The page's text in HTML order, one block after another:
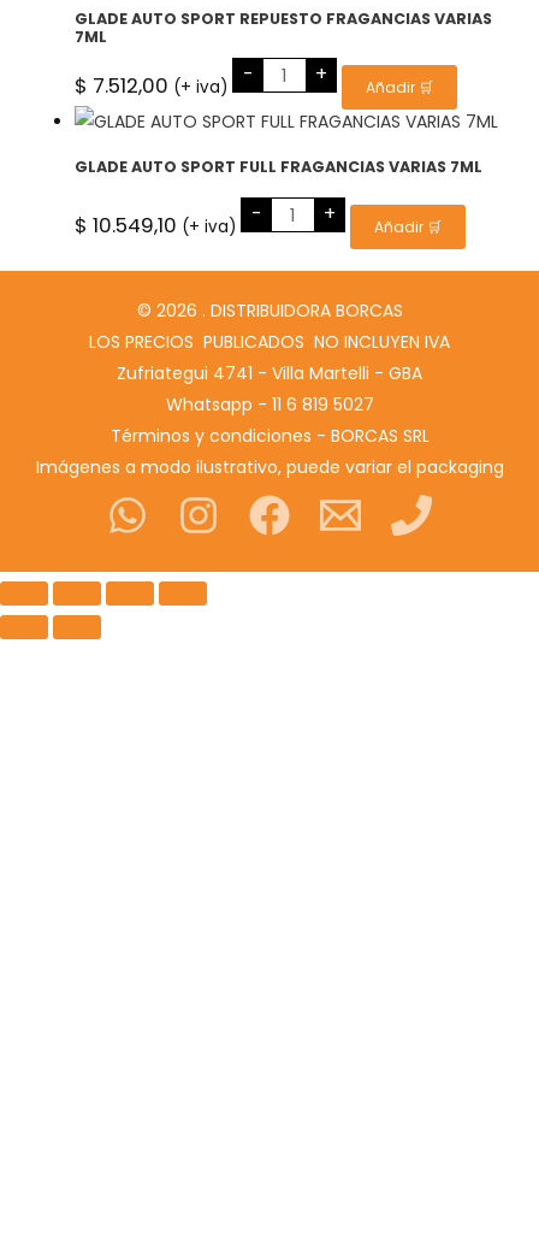
GLADE AUTO SPORT REPUESTO FRAGANCIAS VARIAS
7ML
$ 7.512,00 (+ iva) - GLADE
AUTO
SPORT
REPUESTO
FRAGANCIAS
7ML
+ Añadir 🛒
GLADE AUTO SPORT FULL FRAGANCIAS VARIAS 7ML
$ 10.549,10 (+ iva) - GLADE
AUTO
SPORT
FRAGANCIAS
7ML
cantidad
+ Añadir 🛒
© 2026 . DISTRIBUIDORA BORCAS
LOS PRECIOS PUBLICADOS NO INCLUYEN IVA
Zufriategui 4741 - Villa Martelli - GBA
Whatsapp - 11 6 819 5027
Términos y condiciones - BORCAS SRL
Imágenes a modo ilustrativo, puede variar el packaging